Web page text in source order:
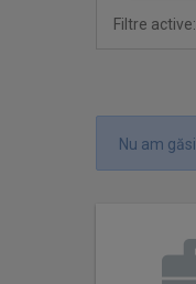
Filtre active:
Nu am